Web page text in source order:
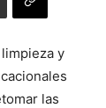
y
las